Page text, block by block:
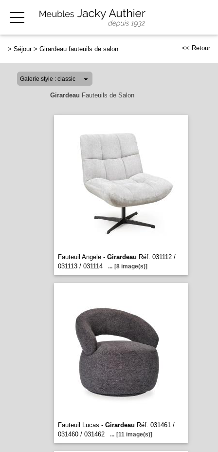
> Séjour> Girardeau fauteuils de salon << Retour
Girardeau Fauteuils de Salon
Fauteuil Angele - Girardeau Réf. 031112 /
031113 / 031114
... [8 image(s)]
Fauteuil Lucas - Girardeau Réf. 031461 /
031460 / 031462
... [11 image(s)]